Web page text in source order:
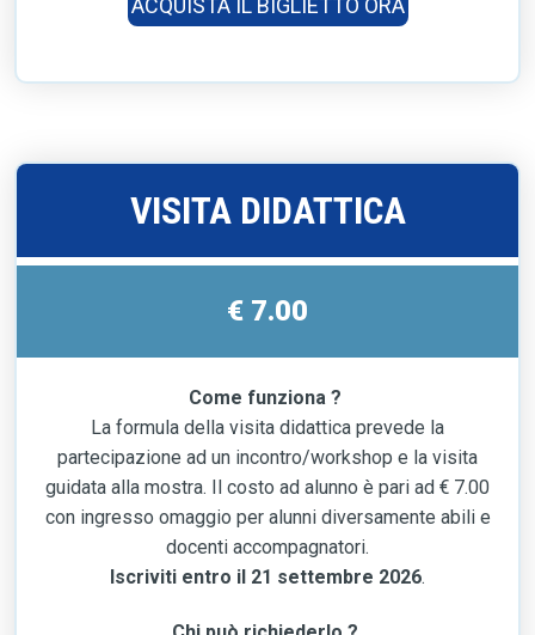
VISITA DIDATTICA
€ 7.00
Come funziona ?
La formula della visita didattica prevede la
partecipazione ad un incontro/workshop e la visita
guidata alla mostra. Il costo ad alunno è pari ad € 7.00
con ingresso omaggio per alunni diversamente abili e
docenti accompagnatori.
Iscriviti entro il 21 settembre 2026.